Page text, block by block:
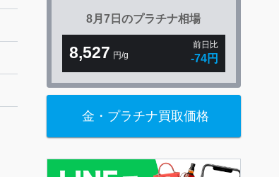
8月7日のプラチナ相場
8,527 円/g
前日比
-74円
金・プラチナ買取価格